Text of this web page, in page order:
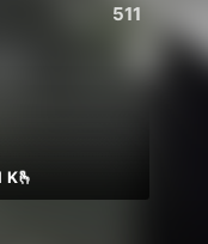
511
K🫰